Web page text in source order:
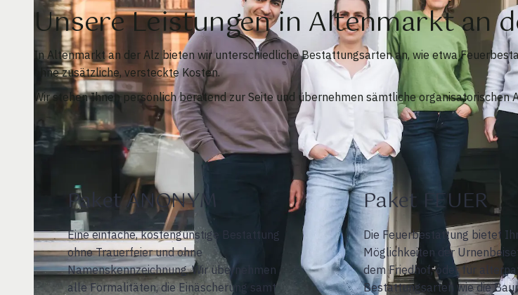
Unsere Leistungen in Altenmarkt an
In Altenmarkt an der Alz bieten wir unterschiedliche Bestattungsarten an, wie etwa
ohne zusätzliche, versteckte Kosten.
Wir stehen Ihnen persönlich beratend zur Seite und übernehmen sämtliche organisatorischen
Paket ANONYM
Eine einfache, kostengünstige Bestattung
ohne Trauerfeier und ohne
Namenskennzeichnung. Wir übernehmen
alle Formalitäten, die Einäscherung samt
Paket FEUER
Die Feuerbestattung bietet
Möglichkeiten der
dem Friedhof, oder für
Bestattungsarten wie die